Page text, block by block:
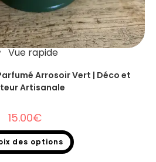
Vue rapide
Arrosoir Vert | Déco et
Artisanale
15.00€
des options